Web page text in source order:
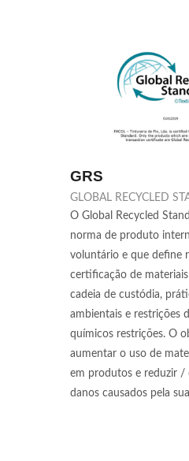
GRS
GLOBAL RECYCLED
O Global Recycled
norma de produto
voluntário e que define
certificação de
cadeia de custódia,
ambientais e restrições
químicos restrições. O
aumentar o uso de
em produtos e reduzir /
danos causados pela